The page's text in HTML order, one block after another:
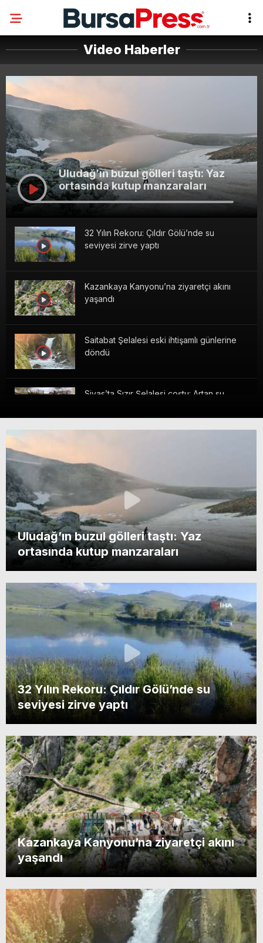
Video Haberler
Uludağ’ın buzul gölleri taştı: Yaz
ortasında kutup manzaraları
32 Yılın Rekoru: Çıldır Gölü’nde su
seviyesi zirve yaptı
Kazankaya Kanyonu’na ziyaretçi akını
yaşandı
Saitabat Şelalesi eski ihtişamlı günlerine
döndü
Sivas’ta Sızır Şelalesi coştu: Artan su
Üç ilin kesişim noktasında manzarasıyla
mest eden zirve
Bursa’da gizli hazine: Sansarak Kanyonu
doğa tutkunlarını bekliyor
Tabiat harikası Gökpınar Gölü, turkuaz
tonu ile herkesi hayran bırakıyor
Alendeşt yaylası, menderesleri ve sarı
çiçekleriyle büyülüyor
Uludağ’ın buzul gölleri taştı: Yaz
ortasında kutup manzaraları
32 Yılın Rekoru: Çıldır Gölü’nde su
seviyesi zirve yaptı
Kazankaya Kanyonu’na ziyaretçi akını
yaşandı